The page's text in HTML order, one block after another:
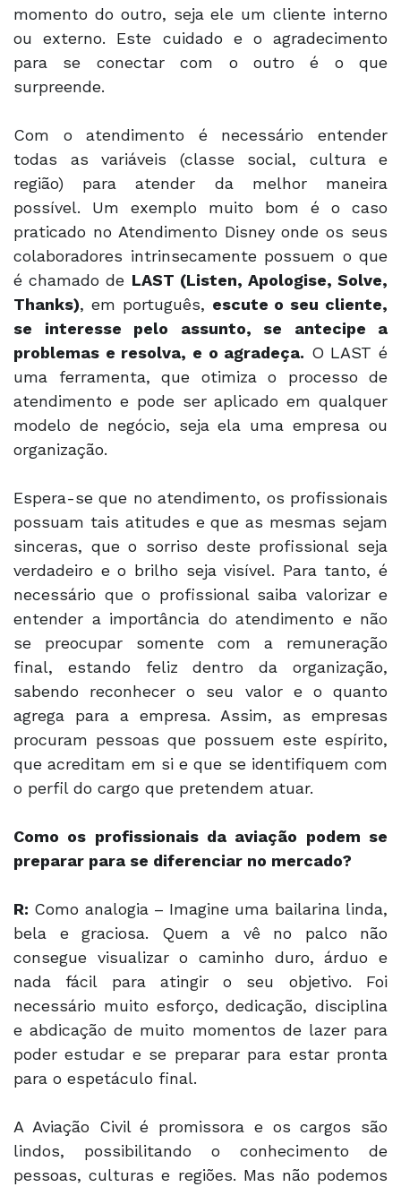
momento do outro, seja ele um cliente interno
ou externo. Este cuidado e o agradecimento
para se conectar com o outro é o que
surpreende.
Com o atendimento é necessário entender
todas as variáveis (classe social, cultura e
região) para atender da melhor maneira
possível. Um exemplo muito bom é o caso
praticado no Atendimento Disney onde os seus
colaboradores intrinsecamente possuem o que
é chamado de LAST (Listen, Apologise, Solve,
Thanks), em português, escute o seu cliente,
se interesse pelo assunto, se antecipe a
problemas e resolva, e o agradeça. O LAST é
uma ferramenta, que otimiza o processo de
atendimento e pode ser aplicado em qualquer
modelo de negócio, seja ela uma empresa ou
organização.
Espera-se que no atendimento, os profissionais
possuam tais atitudes e que as mesmas sejam
sinceras, que o sorriso deste profissional seja
verdadeiro e o brilho seja visível. Para tanto, é
necessário que o profissional saiba valorizar e
entender a importância do atendimento e não
se preocupar somente com a remuneração
final, estando feliz dentro da organização,
sabendo reconhecer o seu valor e o quanto
agrega para a empresa. Assim, as empresas
procuram pessoas que possuem este espírito,
que acreditam em si e que se identifiquem com
o perfil do cargo que pretendem atuar.
Como os profissionais da aviação podem se
preparar para se diferenciar no mercado?
R: Como analogia – Imagine uma bailarina linda,
bela e graciosa. Quem a vê no palco não
consegue visualizar o caminho duro, árduo e
nada fácil para atingir o seu objetivo. Foi
necessário muito esforço, dedicação, disciplina
e abdicação de muito momentos de lazer para
poder estudar e se preparar para estar pronta
para o espetáculo final.
A Aviação Civil é promissora e os cargos são
lindos, possibilitando o conhecimento de
pessoas, culturas e regiões. Mas não podemos